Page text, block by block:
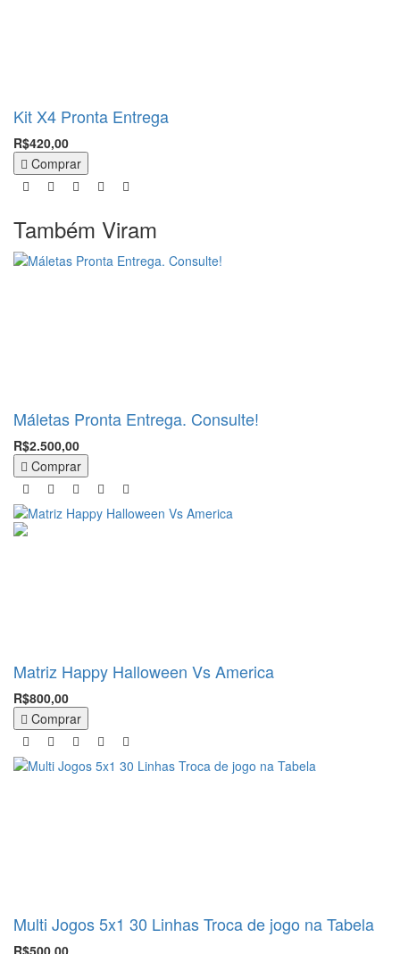
Kit X4 Pronta Entrega
R$420,00
Comprar
Também Viram
Máletas Pronta Entrega. Consulte!
R$2.500,00
Comprar
Matriz Happy Halloween Vs America
R$800,00
Comprar
Multi Jogos 5x1 30 Linhas Troca de jogo na Tabela
R$500,00